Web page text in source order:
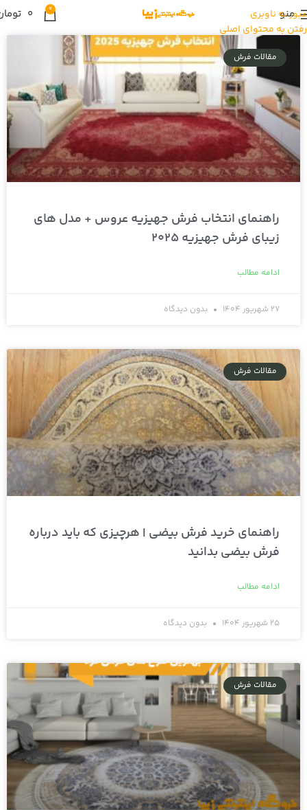
عبور به ناوبری
رفتن به محتوای اصلی
منو 0
0
مقالات فرش
راهنمای انتخاب فرش جهیزیه عروس + مدل های
زیبای فرش جهیزیه 2025
ادامه مطالب
27 شهریور 1404 بدون دیدگاه
مقالات فرش
راهنمای خرید فرش بیضی | هرچیزی که باید درباره
فرش بیضی بدانید
ادامه مطالب
25 شهریور 1404 بدون دیدگاه
مقالات فرش